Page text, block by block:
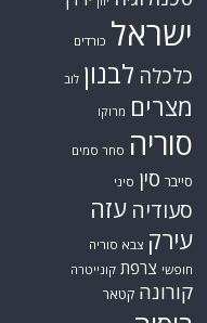
כלכלה לבנון
מצרים
סוריה
סעודיה עזה
עירק צבא סוריה
חופשי
צרפת קונייטרה
קורונה קטאר
רוסיה רפואה
שיעים תוכנית הגרעין